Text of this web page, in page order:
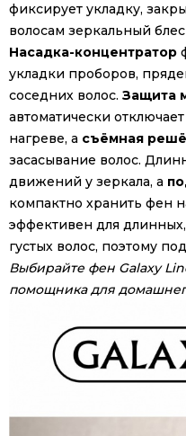
фиксирует укладку,
волосам зеркальный
Насадка-концентратор
укладки проборов,
соседних волос. Защита
автоматически
нагреве, а съёмная
засасывание волос.
движений у зеркала, а
компактно хранить фен
эффективен для
густых волос, поэтому
Выбирайте фен Galaxy
помощника для